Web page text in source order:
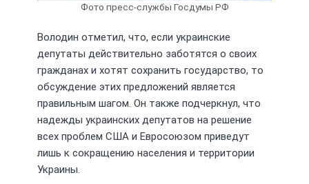
Фото пресс-службы Госдумы РФ
Володин отметил, что, если украинские
депутаты действительно заботятся о своих
гражданах и хотят сохранить государство, то
обсуждение этих предложений является
правильным шагом. Он также подчеркнул, что
надежды украинских депутатов на решение
всех проблем США и Евросоюзом приведут
лишь к сокращению населения и территории
Украины.